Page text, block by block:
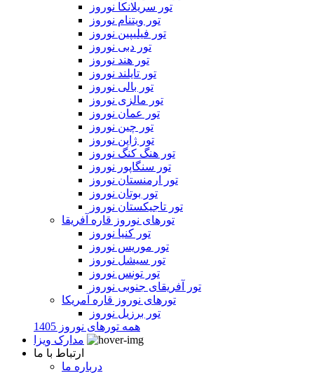
تور سریلانکا نوروز
تور ویتنام نوروز
تور فیلیپین نوروز
تور دبی نوروز
تور هند نوروز
تور تایلند نوروز
تور بالی نوروز
تور مالزی نوروز
تور عمان نوروز
تور چین نوروز
تور ژاپن نوروز
تور هنگ کنگ نوروز
تور سنگاپور نوروز
تور ارمنستان نوروز
تور بوتان نوروز
تور تاجیکستان نوروز
تورهای نوروز قاره آفریقا
تور کنیا نوروز
تور موریس نوروز
تور سیشل نوروز
تور تونس نوروز
تور آفریقای جنوبی نوروز
تورهای نوروز قاره آمریکا
تور برزیل نوروز
همه تورهای نوروز 1405
مدارک ویزا
ارتباط با ما
درباره ما